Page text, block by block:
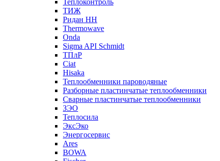
Теплоконтроль
ТИЖ
Ридан НН
Thermowave
Onda
Sigma API Schmidt
ТПлР
Ciat
Hisaka
Теплообменники пароводяные
Разборные пластинчатые теплообменники
Сварные пластинчатые теплообменники
ЗЭО
Теплосила
ЭксЭко
Энергосервис
Ares
BOWA